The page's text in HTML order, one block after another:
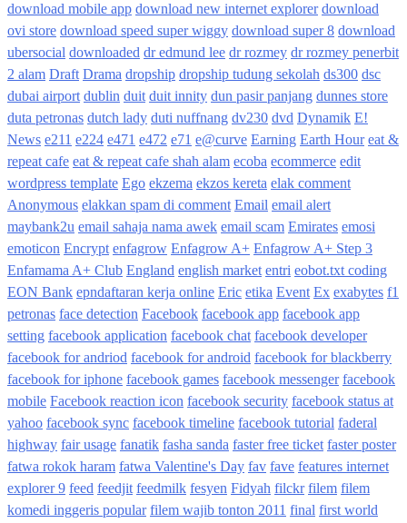
download mobile app download new internet explorer download
ovi store download speed super wiggy download super 8 download
ubersocial downloaded dr edmund lee dr rozmey dr rozmey penerbit
2 alam Draft Drama dropship dropship tudung sekolah ds300 dsc
dubai airport dublin duit duit innity dun pasir panjang dunnes store
duta petronas dutch lady duti nuffnang dv230 dvd Dynamik E!
News e211 e224 e471 e472 e71 e@curve Earning Earth Hour eat &
repeat cafe eat & repeat cafe shah alam ecoba ecommerce edit
wordpress template Ego ekzema ekzos kereta elak comment
Anonymous elakkan spam di comment Email email alert
maybank2u email sahaja nama awek email scam Emirates emosi
emoticon Encrypt enfagrow Enfagrow A+ Enfagrow A+ Step 3
Enfamama A+ Club England english market entri eobot.txt coding
EON Bank epndaftaran kerja online Eric etika Event Ex exabytes f1
petronas face detection Facebook facebook app facebook app
setting facebook application facebook chat facebook developer
facebook for andriod facebook for android facebook for blackberry
facebook for iphone facebook games facebook messenger facebook
mobile Facebook reaction icon facebook security facebook status at
yahoo facebook sync facebook timeline facebook tutorial faderal
highway fair usage fanatik fasha sanda faster free ticket faster poster
fatwa rokok haram fatwa Valentine's Day fav fave features internet
explorer 9 feed feedjit feedmilk fesyen Fidyah filckr filem filem
komedi inggeris popular filem wajib tonton 2011 final first world